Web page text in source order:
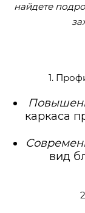
найдете
1.
каркаса
вид